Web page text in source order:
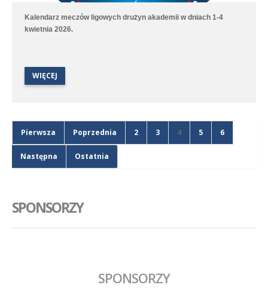
Kalendarz meczów ligowych drużyn akademii w dniach 1-4
kwietnia 2026.
WIĘCEJ
Pierwsza Poprzednia 2 3 4 5 6
Następna Ostatnia
SPONSORZY
SPONSORZY